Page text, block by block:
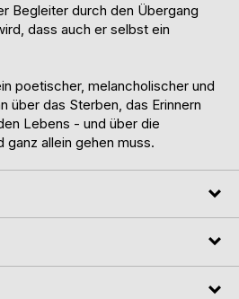
Begleiter durch den Übergang
dass auch er selbst ein
poetischer, melancholischer und
über das Sterben, das Erinnern
Lebens - und über die
ganz allein gehen muss.